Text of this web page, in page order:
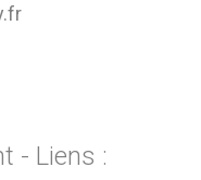
- Liens :